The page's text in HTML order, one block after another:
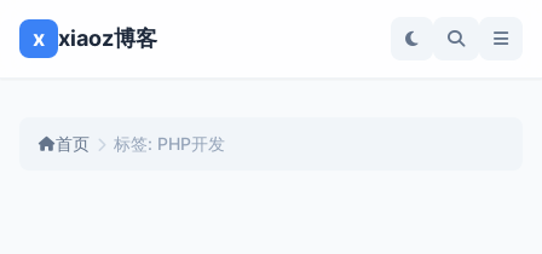
x xiaoz博客
首页 标签: PHP开发